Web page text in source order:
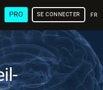
PRO SE CONNECTER